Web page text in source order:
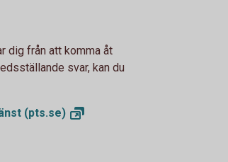
dig från att komma åt
svar, kan du
(pts.se)